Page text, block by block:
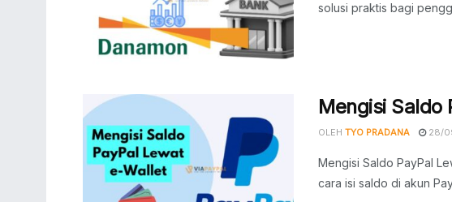
solusi praktis bagi
Mengisi Saldo
OLEH TYO PRADANA 28/
Mengisi Saldo PayPal
cara isi saldo di akun